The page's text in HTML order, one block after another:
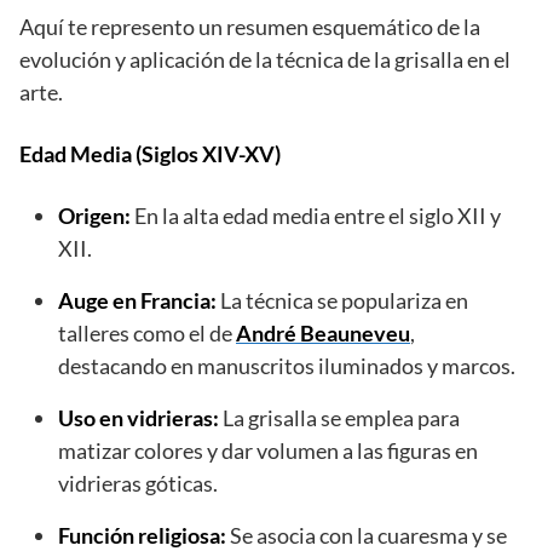
Aquí te represento un resumen esquemático de la
evolución y aplicación de la técnica de la grisalla en el
arte.
Edad Media (Siglos XIV-XV)
Origen: En la alta edad media entre el siglo ‌XII‌ ‌y‌
‌XII.
Auge en Francia: La técnica se populariza en
talleres como el deAndré Beauneveu,
destacando en manuscritos iluminados y marcos.
Uso en vidrieras: La grisalla se emplea para
matizar colores y dar volumen a las figuras en
vidrieras góticas.
Función religiosa:Se asocia con la cuaresma y se